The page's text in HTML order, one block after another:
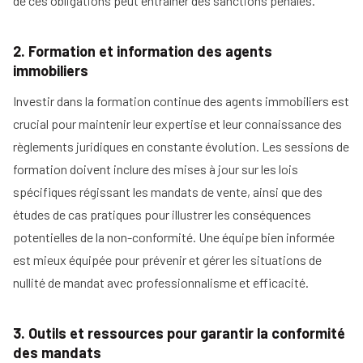
2. Formation et information des agents
immobiliers
Investir dans la formation continue des agents immobiliers est
crucial pour maintenir leur expertise et leur connaissance des
règlements juridiques en constante évolution. Les sessions de
formation doivent inclure des mises à jour sur les lois
spécifiques régissant les mandats de vente, ainsi que des
études de cas pratiques pour illustrer les conséquences
potentielles de la non-conformité. Une équipe bien informée
est mieux équipée pour prévenir et gérer les situations de
nullité de mandat avec professionnalisme et efficacité.
3. Outils et ressources pour garantir la conformité
des mandats